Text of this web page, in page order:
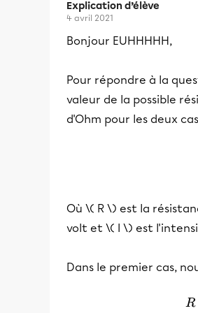
Explication d’élève
4 avril 2021
Bonjour EUHHHHH,
Pour répondre à la
valeur de la possible
d'Ohm pour les deux
Où \( R \) est la
volt et \( I \) est
Dans le premier cas,
R